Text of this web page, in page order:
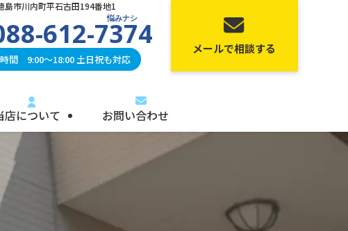
店について お問い合わせ
島市川内町平石古田194番地1
悩みナシ
612-7374
間 9:00〜18:00 土日祝も対応
メールで相談する